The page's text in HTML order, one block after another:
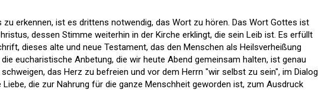
zu erkennen, ist es drittens notwendig, das Wort zu hören. Das Wort Gottes ist
dessen Stimme weiterhin in der Kirche erklingt, die sein Leib ist. Es erfüllt
dieses alte und neue Testament, das den Menschen als Heilsverheißung
eucharistische Anbetung, die wir heute Abend gemeinsam halten, ist genau
das Herz zu befreien und vor dem Herrn "wir selbst zu sein", im Dialog
die zur Nahrung für die ganze Menschheit geworden ist, zum Ausdruck